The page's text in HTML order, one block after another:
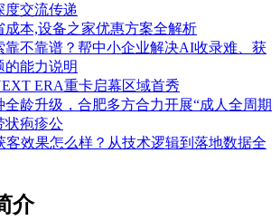
度交流传递
成本,设备之家优惠方案全解析
靠不靠谱？帮中小企业解决AI收录难、获
的能力说明
ERA重卡启幕区域首秀
全龄升级，合肥多方合力开展“成人全周期
状疱疹公
客效果怎么样？从技术逻辑到落地数据全
介